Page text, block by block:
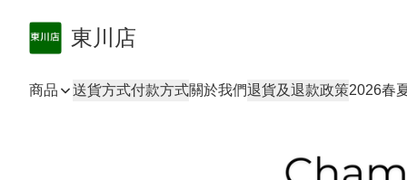
東川店
商品 送貨方式付款方式關於我們退貨及退款政策2026春